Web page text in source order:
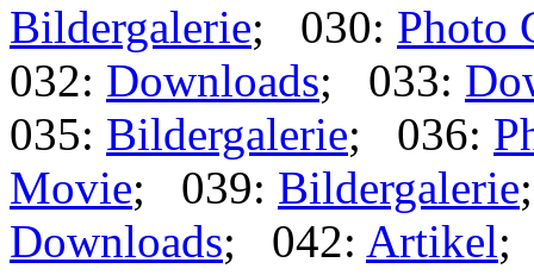
Bildergalerie; 030: Photo
032: Downloads; 033:
035: Bildergalerie; 036:
Movie; 039: Bildergalerie
Downloads; 042: Artikel;